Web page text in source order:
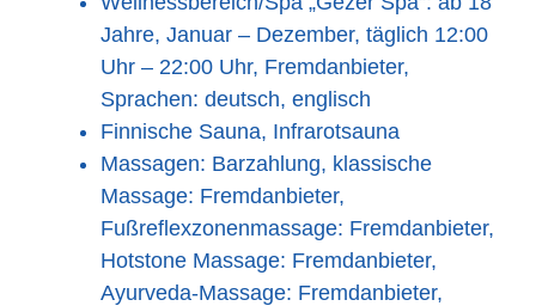
Jahre, Januar – Dezember, täglich 12:00
Uhr – 22:00 Uhr, Fremdanbieter,
Sprachen: deutsch, englisch
Finnische Sauna, Infrarotsauna
Massagen: Barzahlung, klassische
Massage: Fremdanbieter,
Fußreflexzonenmassage: Fremdanbieter,
Hotstone Massage: Fremdanbieter,
Ayurveda-Massage: Fremdanbieter,